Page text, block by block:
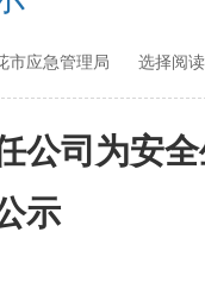
市应急管理局 选择阅读
公司 为安
示